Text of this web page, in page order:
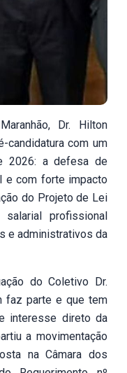
Dr. Hilton
candidatura com um
2026: a defesa de
e com forte impacto
do Projeto de Lei
profissional
e administrativos da
do Coletivo Dr.
faz parte e que tem
interesse direto da
a movimentação
na Câmara dos